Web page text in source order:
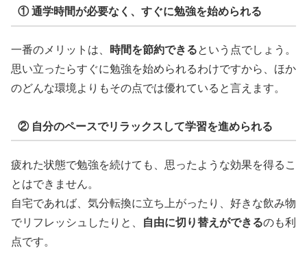
① 通学時間が必要なく、すぐに勉強を始められる
一番のメリットは、 時間を節約できるという点でしょう。
思い立ったらすぐに勉強を始められるわけですから、ほか
のどんな環境よりもその点では優れていると言えます。
② 自分のペースでリラックスして学習を進められる
疲れた状態で勉強を続けても、思ったような効果を得るこ
とはできません。
自宅であれば、気分転換に立ち上がったり、好きな飲み物
でリフレッシュしたりと、
自由に切り替えができるのも利
点です。